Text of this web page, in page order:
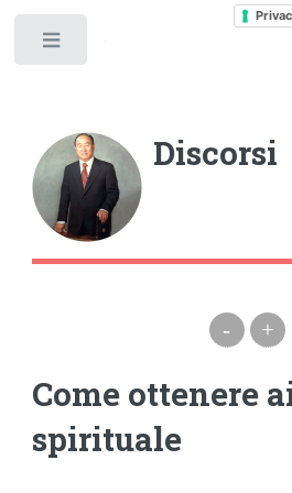
Discorsi
- +
Come ottenere
spirituale